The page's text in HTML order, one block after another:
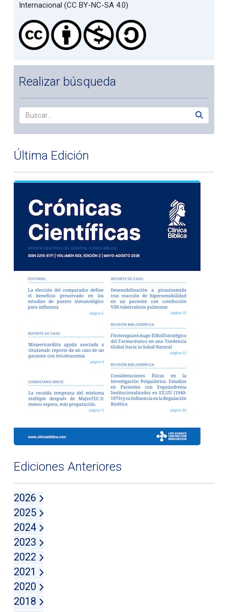
Internacional (CC BY-NC-SA 4.0)
Realizar búsqueda
Última Edición
Ediciones Anteriores
2026
2025
2024
2023
2022
2021
2020
2018